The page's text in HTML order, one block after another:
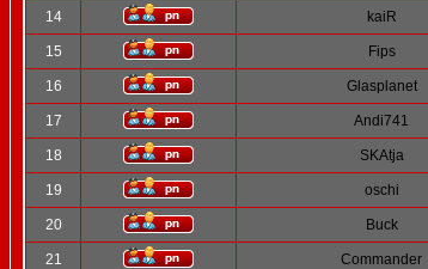
14 kaiR
15 Fips
16 Glasplanet
17 Andi741
18 SKAtja
19 oschi
20 Buck
21 Commander